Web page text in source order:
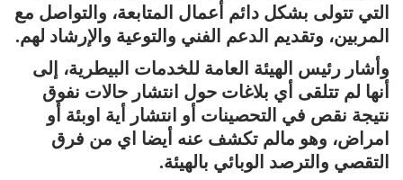
التي تتولى بشكل دائم أعمال المتابعة، والتواصل مع
المربين، وتقديم الدعم الفني والتوعية والإرشاد لهم.
وأشار رئيس الهيئة العامة للخدمات البيطرية، إلى
أنها لم تتلقى أي بلاغات حول انتشار حالات نفوق
نتيجة نقص في التحصينات أو انتشار أية اوبئة أو
امراض، وهو مالم تكشف عنه أيضا اي من فرق
التقصي والترصد الوبائي بالهيئة.